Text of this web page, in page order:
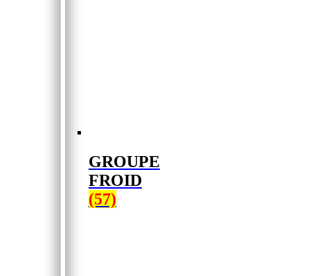
GROUPE
FROID
(57)